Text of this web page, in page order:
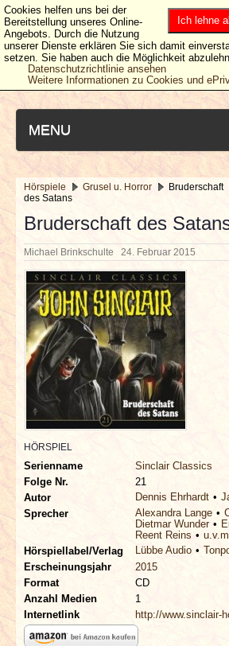
MENU
NEUESTE ARTIKEL
NEWS & DATES
BERICHTE
VERLOSUNGEN
INTERVIEWS
SPECIALS
REDAKTION
LINKS
Hörspiele Grusel u. Horror
Bruderschaft
des Satans
Bruderschaft des
Michael Brinkschulte 24. Februar 2015
HÖRSPIEL
Serienname
Sinclair Classics
Folge Nr.
21
Autor
Dennis Ehrhardt
Sprecher
Alexandra Lange
Dietmar Wunder
Reent Reins
u.v.m.
Hörspiellabel/Verlag
Lübbe Audio
Erscheinungsjahr
2015
Format
CD
Anzahl Medien
1
Internetlink
http://www.sinclair-
Ich lehne
Cookies helfen uns bei der
Bereitstellung unseres Online-
Angebots. Durch die Nutzung
unserer Dienste erklären Sie sich damit
setzen. Sie haben auch die Möglichkeit
Datenschutzrichtlinie ansehen
Weitere Informationen zu Cookies und